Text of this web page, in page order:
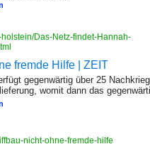
Das-Netz-findet-Hannah-
fremde Hilfe | ZEIT
gegenwärtig über 25
womit dann das
nicht-ohne-fremde-hilfe